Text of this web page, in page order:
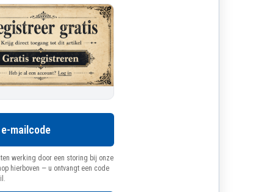
mailcode
werking door een storing bij onze
hierboven — u ontvangt een code